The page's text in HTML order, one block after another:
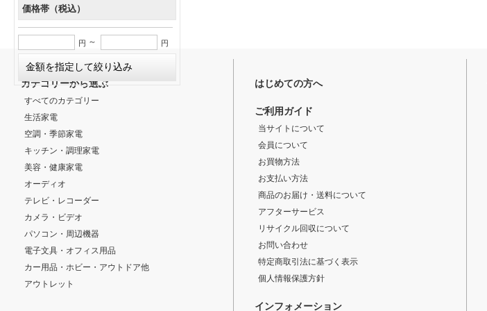
価格帯（税込）
円 ～ 円
カテゴリーから選ぶ
すべてのカテゴリー
生活家電
空調・季節家電
キッチン・調理家電
美容・健康家電
オーディオ
テレビ・レコーダー
カメラ・ビデオ
パソコン・周辺機器
電子文具・オフィス用品
カー用品・ホビー・アウトドア他
アウトレット
はじめての方へ
ご利用ガイド
当サイトについて
会員について
お買物方法
お支払い方法
商品のお届け・送料について
アフターサービス
リサイクル回収について
お問い合わせ
特定商取引法に基づく表示
個人情報保護方針
インフォメーション